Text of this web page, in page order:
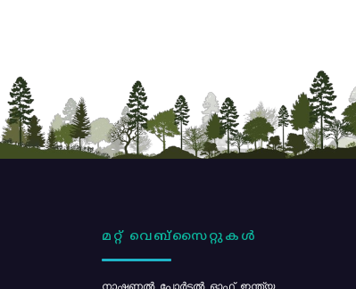
മറ്റ് വെബ്സൈറ്റുകൾ
നാഷണൽ പോർട്ടൽ ഓഫ് ഇന്ത്യ